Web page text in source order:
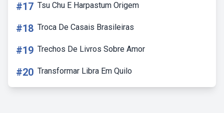
#17 Tsu Chu E Harpastum Origem
#18 Troca De Casais Brasileiras
#19 Trechos De Livros Sobre Amor
#20 Transformar Libra Em Quilo